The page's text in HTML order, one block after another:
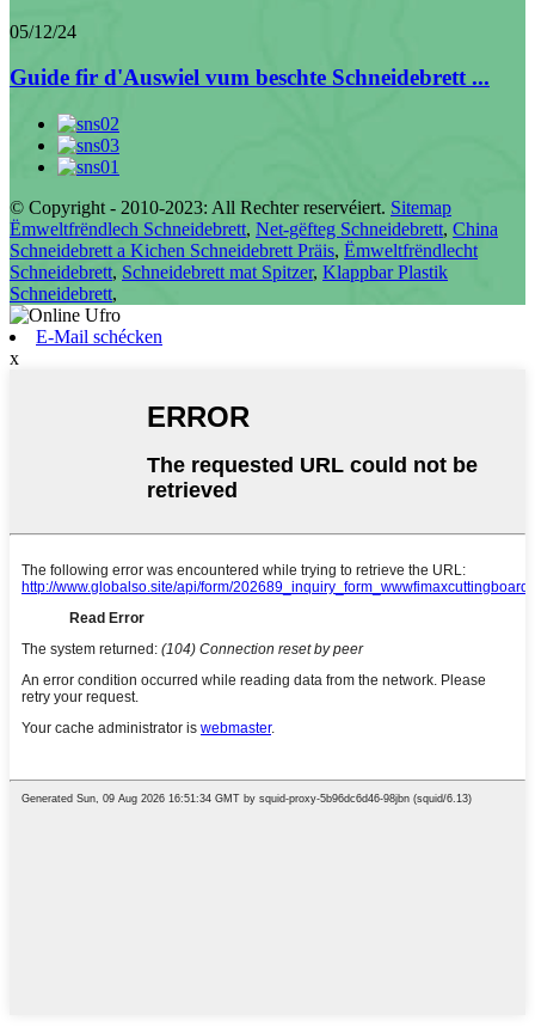
05/12/24
Guide fir d'Auswiel vum beschte Schneidebrett ...
© Copyright - 2010-2023: All Rechter reservéiert. Sitemap
Ëmweltfrëndlech Schneidebrett, Net-gëfteg Schneidebrett, China
Schneidebrett a Kichen Schneidebrett Präis, Ëmweltfrëndlecht
Schneidebrett, Schneidebrett mat Spitzer, Klappbar Plastik
Schneidebrett,
E-Mail schécken
x